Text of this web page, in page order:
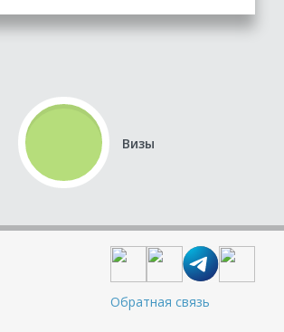
Визы
Обратная связь